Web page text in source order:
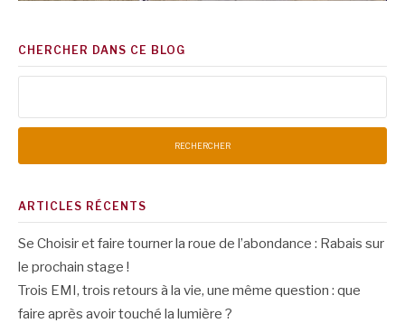
CHERCHER DANS CE BLOG
ARTICLES RÉCENTS
Se Choisir et faire tourner la roue de l’abondance : Rabais sur
le prochain stage !
Trois EMI, trois retours à la vie, une même question : que
faire après avoir touché la lumière ?